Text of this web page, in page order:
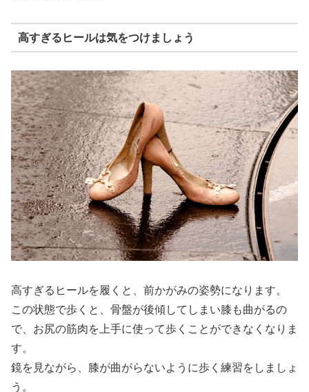
高すぎるヒールは気をつけましょう
高すぎるヒールを履くと、前かがみの姿勢になります。
この状態で歩くと、骨盤が後傾してしまい膝も曲がるの
で、お尻の筋肉を上手に使って歩くことができなくなりま
す。
鏡を見ながら、膝が曲がらないように歩く練習をしましょ
う。